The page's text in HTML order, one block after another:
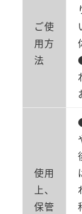
ご使
用方
法
使用
上、
保管